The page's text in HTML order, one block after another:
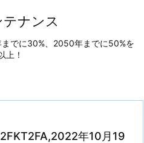
ナンス
でに30%、2050年までに50%を
上！
年10月19